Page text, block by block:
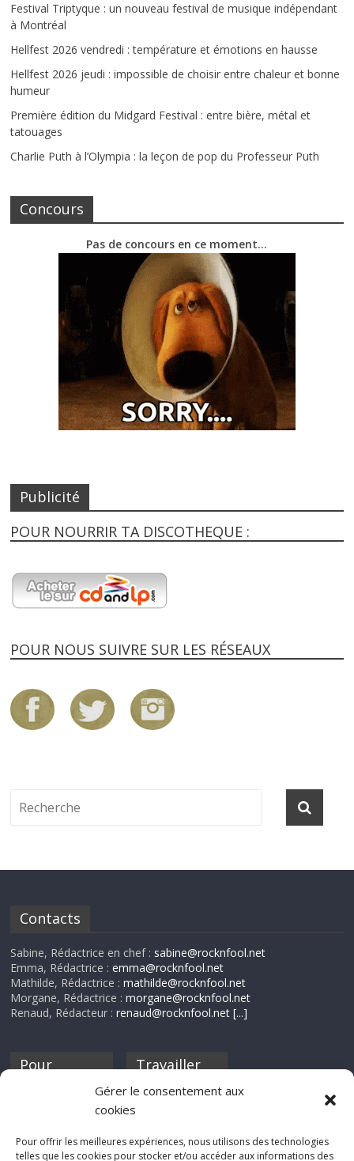
Gérer le consentement aux
cookies
Pour offrir les meilleures expériences, nous utilisons des technologies
telles que les cookies pour stocker et/ou accéder aux informations des
Festival Triptyque : un nouveau festival de musique indépendant
à Montréal
Hellfest 2026 vendredi : température et émotions en hausse
Hellfest 2026 jeudi : impossible de choisir entre chaleur et bonne
humeur
Première édition du Midgard Festival : entre bière, métal et
tatouages
Charlie Puth à l’Olympia : la leçon de pop du Professeur Puth
Concours
Pas de concours en ce moment…
Publicité
POUR NOURRIR TA DISCOTHEQUE :
POUR NOUS SUIVRE SUR LES RÉSEAUX
Contacts
Sabine, Rédactrice en chef : sabine@rocknfool.net
Emma, Rédactrice :emma@rocknfool.net
Mathilde, Rédactrice :mathilde@rocknfool.net
Morgane, Rédactrice :morgane@rocknfool.net
Renaud, Rédacteur :renaud@rocknfool.net [...]
Pour
discothèque
Travailler
Si tu souhaites
Rocknfool, n'hésite